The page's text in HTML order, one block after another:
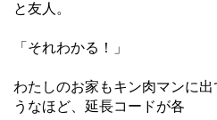
と友人。
「それわかる！」
わたしのお家もキン肉マンに
うなほど、延長コードが各